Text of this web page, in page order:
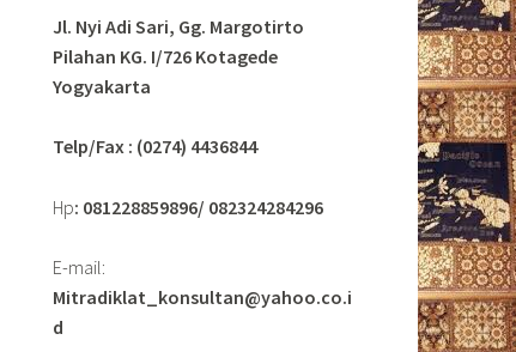
Jl. Nyi Adi Sari, Gg. Margotirto
Pilahan KG. I/726 Kotagede
Yogyakarta
Telp/Fax : (0274) 4436844
Hp: 081228859896/ 082324284296
E-mail:
Mitradiklat_konsultan@yahoo.co.i
d